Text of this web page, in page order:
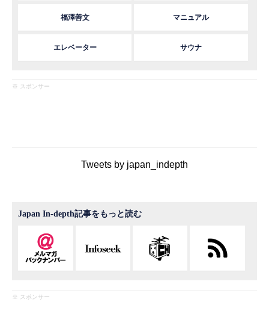
福澤善文 マニュアル
エレベーター サウナ
※ スポンサー
Tweets by japan_indepth
Japan In-depth記事をもっと読む
※ スポンサー